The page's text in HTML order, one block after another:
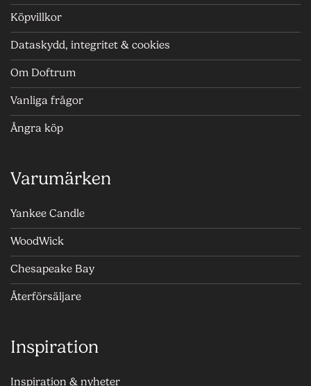
Köpvillkor
Dataskydd, integritet & cookies
Om Doftrum
Vanliga frågor
Ångra köp
Varumärken
Yankee Candle
WoodWick
Chesapeake Bay
Återförsäljare
Inspiration
Inspiration & nyheter